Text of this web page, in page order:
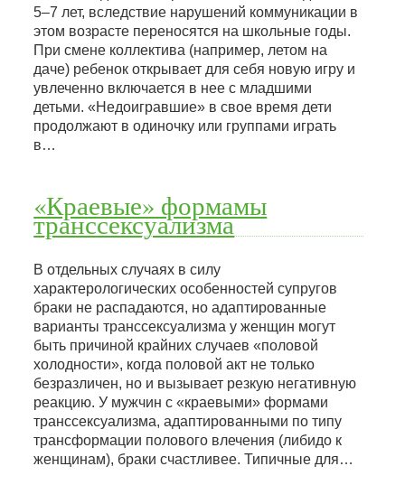
5–7 лет, вследствие нарушений коммуникации в
этом возрасте переносятся на школьные годы.
При смене коллектива (например, летом на
даче) ребенок открывает для себя новую игру и
увлеченно включается в нее с младшими
детьми. «Недоигравшие» в свое время дети
продолжают в одиночку или группами играть
в…
«Краевые» формамы
транссексуализма
В отдельных случаях в силу
характерологических особенностей супругов
браки не распадаются, но адаптированные
варианты транссексуализма у женщин могут
быть причиной крайних случаев «половой
холодности», когда половой акт не только
безразличен, но и вызывает резкую негативную
реакцию. У мужчин с «краевыми» формами
транссексуализма, адаптированными по типу
трансформации полового влечения (либидо к
женщинам), браки счастливее. Типичные для…